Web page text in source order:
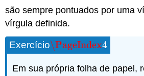
são sempre pontuados por uma
vírgula definida.
Exercício\PageIndex4
\PageIndex4
Em sua própria folha de papel,